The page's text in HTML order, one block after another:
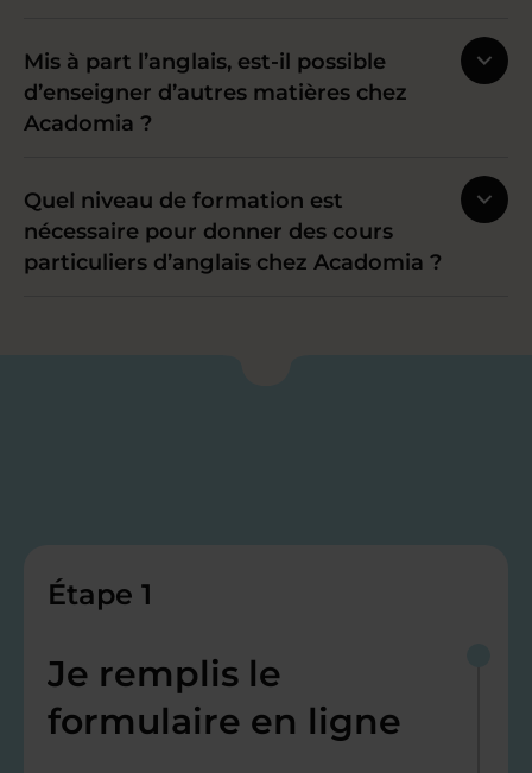
Mis à part l’anglais, est-il possible
d’enseigner d’autres matières chez
Acadomia ?
Quel niveau de formation est
nécessaire pour donner des cours
particuliers d’anglais chez Acadomia ?
Étape 1
Je remplis le
formulaire en ligne